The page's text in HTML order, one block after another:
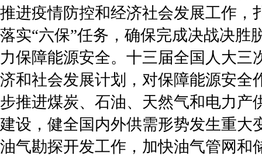
推进疫情防控和经济社会发展工作，
落实“六保”任务，确保完成决战决胜
力保障能源安全。十三届全国人大三
济和社会发展计划，对保障能源安全
步推进煤炭、石油、天然气和电力产
建设，健全国内外供需形势发生重大
油气勘探开发工作，加快油气管网和